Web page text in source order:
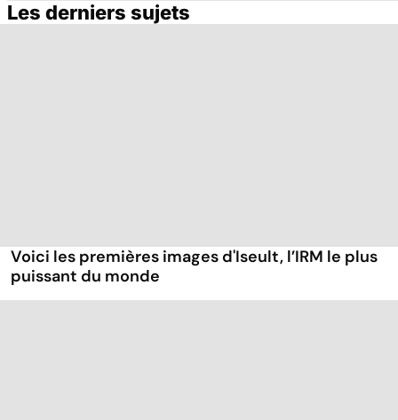
Tout savoir sur le
Staphylocoque
Les derniers sujets
Voici les premières images d'Iseult, l’IRM le plus
puissant du monde